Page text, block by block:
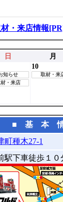
・来店情報
日 月
知らせ
・来店
10
取材・来
■ 基 本
町種木27-1
駅下車徒歩１０